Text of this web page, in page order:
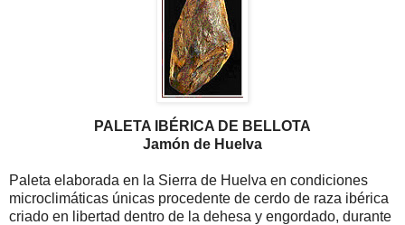
PALETA IBÉRICA DE BELLOTA
Jamón de Huelva
Paleta elaborada en la Sierra de Huelva en condiciones
microclimáticas únicas procedente de cerdo de raza ibérica
criado en libertad dentro de la dehesa y engordado, durante